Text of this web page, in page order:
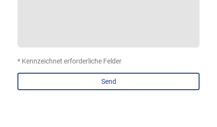
* Kennzeichnet erforderliche Felder
Send